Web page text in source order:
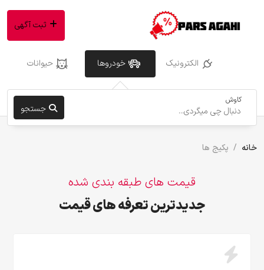
الکترونیک خودروها حیوانات
کاوش
جستجو
ثبت آگهی
خانه پکیج ها
قیمت های طبقه بندی شده
جدیدترین تعرفه های قیمت